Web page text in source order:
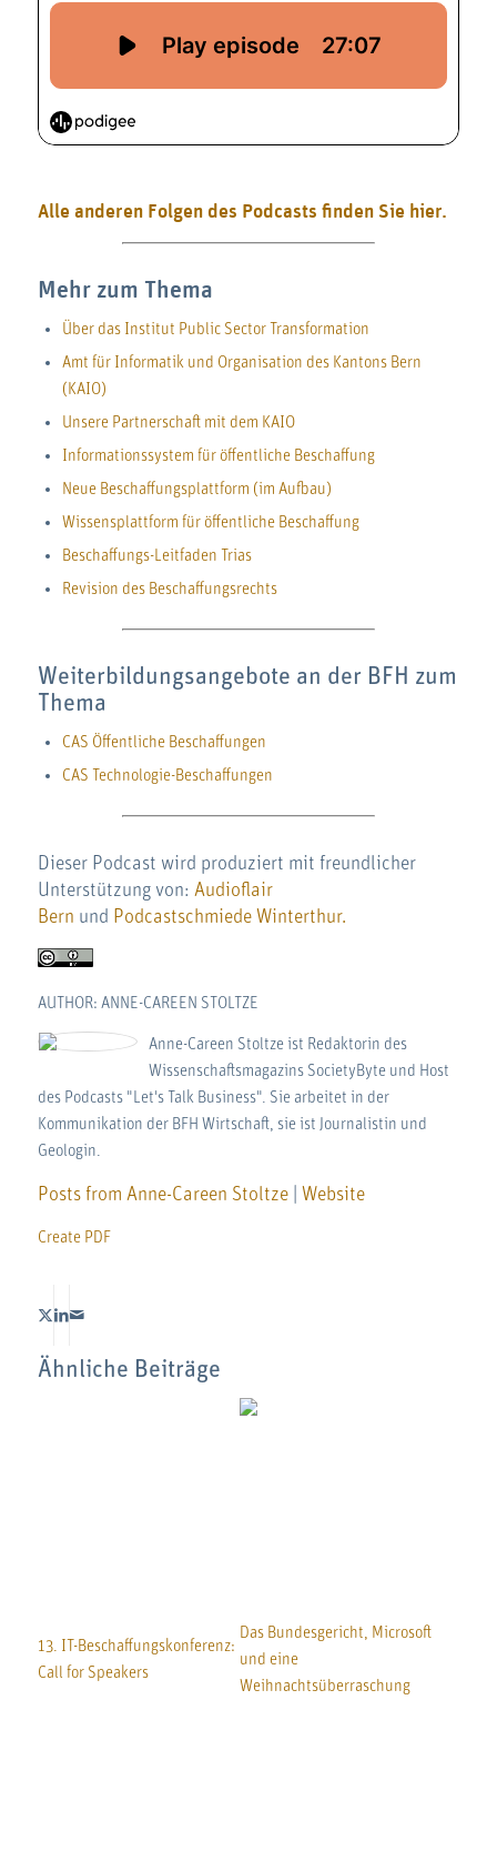
Alle anderen Folgen des Podcasts finden Sie hier.
Mehr zum Thema
Über das Institut Public Sector Transformation
Amt für Informatik und Organisation des Kantons Bern
(KAIO)
Unsere Partnerschaft mit dem KAIO
Informationssystem für öffentliche Beschaffung
Neue Beschaffungsplattform (im Aufbau)
Wissensplattform für öffentliche Beschaffung
Beschaffungs-Leitfaden Trias
Revision des Beschaffungsrechts
Weiterbildungsangebote an der BFH zum
Thema
CAS Öffentliche Beschaffungen
CAS Technologie-Beschaffungen
Dieser Podcast wird produziert mit freundlicher
Unterstützung von: Audioflair
Bern und Podcastschmiede Winterthur.
AUTHOR: ANNE-CAREEN STOLTZE
Anne-Careen Stoltze ist Redaktorin des
Wissenschaftsmagazins SocietyByte und Host
des Podcasts "Let's Talk Business". Sie arbeitet in der
Kommunikation der BFH Wirtschaft, sie ist Journalistin und
Geologin.
Posts from Anne-Careen Stoltze| Website
Create PDF
Ähnliche Beiträge
13. IT-Beschaffungskonferenz:
Call for Speakers
Das Bundesgericht, Microsoft
und eine
Weihnachtsüberraschung